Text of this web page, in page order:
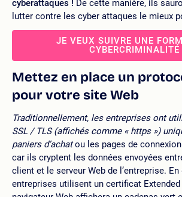
cyberattaques ! De cette manière, ils
lutter contre les cyber attaques le mieux
JE VEUX SUIVRE UNE
CYBERCRIMINALITÉ
Mettez en place un
pour votre site Web
Traditionnellement, les entreprises ont
SSL / TLS (affichés comme « https »)
paniers d’achatou les pages de
car ils cryptent les données envoyées
client et le serveur Web de l’entreprise.
entreprises utilisent un certificat